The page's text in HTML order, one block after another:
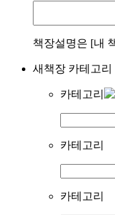
책장설명은 [내
새책장 카테고리
카테고리
카테고리
카테고리